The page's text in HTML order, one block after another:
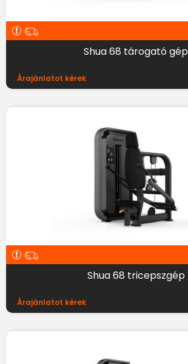
Shua 68 tárogató gép
Árajánlatot kérek
Shua 68 tricepszgép
Árajánlatot kérek